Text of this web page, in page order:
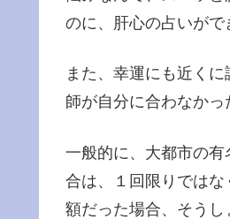
のに、肝心の占いがで
また、幸運にも近く
師が自分に合わなかっ
一般的に、大都市の
合は、１回限りでは
額だった場合、そうし